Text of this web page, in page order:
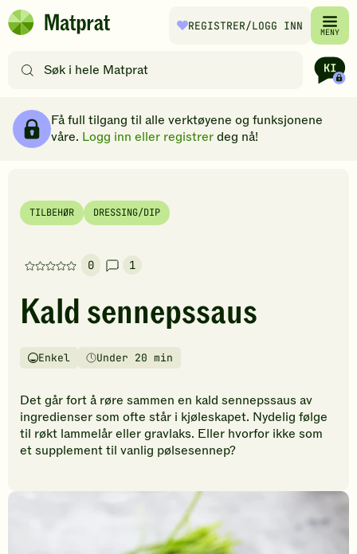
Hopp til hovedinnhold
Matprat
REGISTRER/LOGG INN MENY
etter
filtre
Få full tilgang til alle verktøyene og funksjonene
våre. Logg inn eller registrerdeg nå!
TILBEHØR DRESSING/DIP
0
Denne
har
foreløpig
vurderinger.
den
første
til
å
1
Kald sennepssaus
Vanskelighetsgrad
Enkel
TilberedningstidUnder 20 min
Det går fort å røre sammen en kald sennepssaus av
ingredienser som ofte står i kjøleskapet. Nydelig følge
til røkt lammelår eller gravlaks. Eller hvorfor ikke som
et supplement til vanlig pølsesennep?